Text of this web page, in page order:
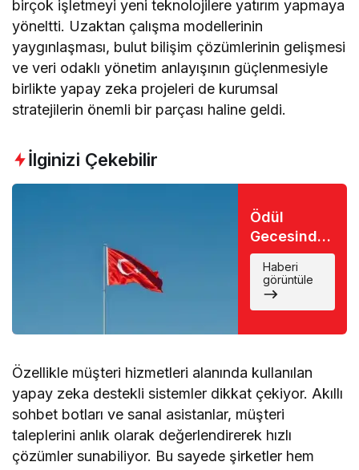
birçok işletmeyi yeni teknolojilere yatırım yapmaya
yöneltti. Uzaktan çalışma modellerinin
yaygınlaşması, bulut bilişim çözümlerinin gelişmesi
ve veri odaklı yönetim anlayışının güçlenmesiyle
birlikte yapay zeka projeleri de kurumsal
stratejilerin önemli bir parçası haline geldi.
İlginizi Çekebilir
Ödül
Gecesinde
Büyük Şok:
Favori İsim
Eli Boş
Döndü
Haberi
görüntüle
Özellikle müşteri hizmetleri alanında kullanılan
yapay zeka destekli sistemler dikkat çekiyor. Akıllı
sohbet botları ve sanal asistanlar, müşteri
taleplerini anlık olarak değerlendirerek hızlı
çözümler sunabiliyor. Bu sayede şirketler hem